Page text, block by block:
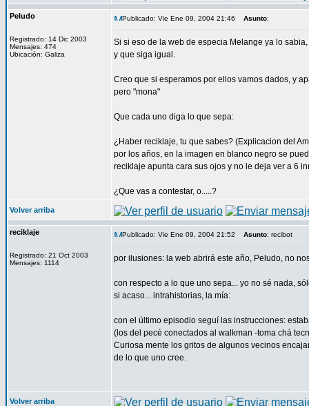
Peludo
Registrado: 14 Dic 2003
Mensajes: 474
Ubicación: Galiza
Publicado: Vie Ene 09, 2004 21:46 Asunto:
Si si eso de la web de especia Melange ya lo
y que siga igual.
Creo que si esperamos por ellos vamos dados, y
pero "mona"
Que cada uno diga lo que sepa:
¿Haber reciklaje, tu que sabes? (Explicacion del
por los años, en la imagen en blanco negro se
reciklaje apunta cara sus ojos y no le deja ver a 6
¿Que vas a contestar, o.....?
Volver arriba
reciklaje
Registrado: 21 Oct 2003
Mensajes: 1114
Publicado: Vie Ene 09, 2004 21:52 Asunto: recibot
por ilusiones: la web abrirá este año, Peludo, no
con respecto a lo que uno sepa... yo no sé nada,
si acaso... intrahistorias, la mía:
con el último episodio seguí las instrucciones:
(los del pecé conectados al walkman -toma chá
Curiosa mente los gritos de algunos vecinos
de lo que uno cree.
Volver arriba